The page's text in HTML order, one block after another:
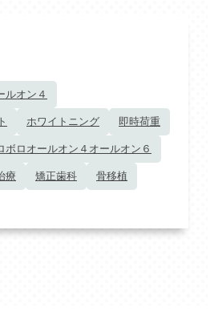
ルオン４
ホワイトニング 即時荷重
ボロオールオン４オールオン６
療 矯正歯科 骨移植